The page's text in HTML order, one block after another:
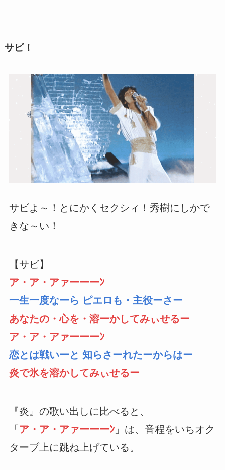
サビ！
サビよ～！とにかくセクシィ！秀樹にしかで
きな～い！
【サビ】
ア・ア・アァーーーﾝ
一生一度なーら ピエロも・主役ーさー
あなたの・心を・溶ーかしてみぃせるー
ア・ア・アァーーーﾝ
恋とは戦いーと 知らさーれたーからはー
炎で氷を溶かしてみぃせるー
『炎』の歌い出しに比べると、
「 ア・ア・アァーーーﾝ」は、音程をいちオク
ターブ上に跳ね上げている。